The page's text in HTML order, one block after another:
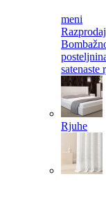
meni
satenaste
Rjuhe